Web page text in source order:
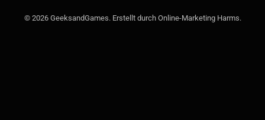
© 2026 GeeksandGames. Erstellt durch Online-Marketing Harms.